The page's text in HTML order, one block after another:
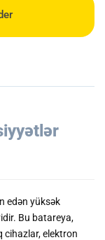
edən yüksək
Bu batareya,
cihazlar, elektron